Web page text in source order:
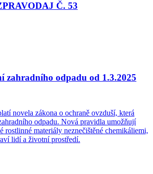
Č. 53
zahradního odpadu od 1.3.2025
novela zákona o ochraně ovzduší, která
odpadu. Nová pravidla umožňují
rostlinné materiály neznečištěné chemikáliemi,
lidí a životní prostředí.